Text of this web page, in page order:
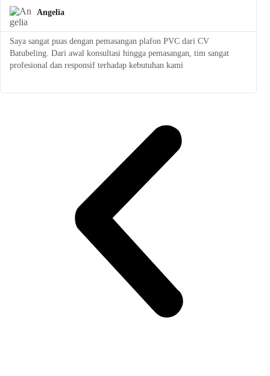
Angelia
Saya sangat puas dengan pemasangan plafon PVC dari CV
Batubeling. Dari awal konsultasi hingga pemasangan, tim sangat
profesional dan responsif terhadap kebutuhan kami